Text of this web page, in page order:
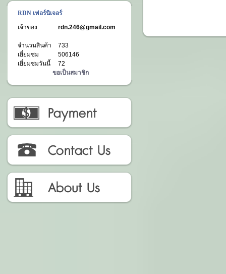
RDN เฟอร์นิเจอร์
เจ้าของ:
rdn.246@gmail.com
จำนวนสินค้า
733
เยี่ยมชม
506146
เยี่ยมชมวันนี้
72
ขอเป็นสมาชิก